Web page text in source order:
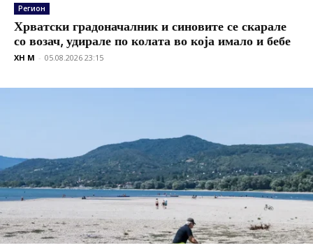
Регион
Хрватски градоначалник и синовите се скарале
со возач, удирале по колата во која имало и бебе
XH M - 05.08.2026 23:15